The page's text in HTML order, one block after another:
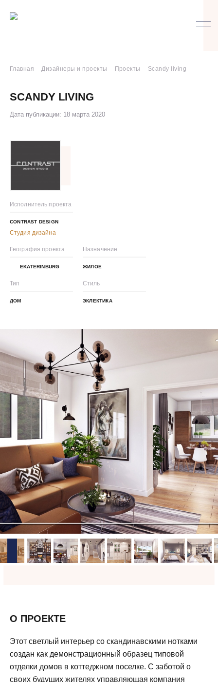
Главная Дизайнеры и проекты Проекты Scandy living
SCANDY LIVING
Дата публикации: 18 марта 2020
Исполнитель проекта
CONTRAST DESIGN
Студия дизайна
География проекта
EKATERINBURG
Назначение
ЖИЛОЕ
Тип
ДОМ
Стиль
ЭКЛЕКТИКА
О ПРОЕКТЕ
Этот светлый интерьер со скандинавскими нотками
создан как демонстрационный образец типовой
отделки домов в коттеджном поселке. С заботой о
своих будущих жителях управляющая компания